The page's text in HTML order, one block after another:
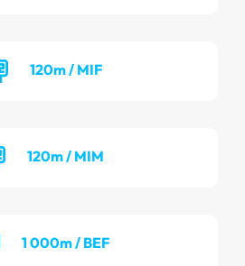
120m / MIF
120m / MIM
1 000m / BEF